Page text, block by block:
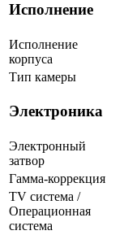
Исполнение
Исполнение
корпуса
Тип камеры
Электроника
Электронный
затвор
Гамма-коррекция
TV система /
Операционная
система